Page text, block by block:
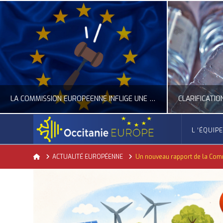
LA COMMISSION EUROPÉENNE INFLIGE UNE AMENDE RECORD À GOOGLE
ACTUALITÉ DE L'UNION EUROPÉENNE, ACTUALITÉ DE LA REPRÉSENTATION D’OCCITANIE EUROPE, NUMÉRIQUE- DIGITAL
JUILLET 24, 2026
ACTUALITÉ DE L'UNION EUROPÉENNE,
L ‘ÉQUIPE
HomeACTUALITÉ EUROPÉENNE Un nouveau rapport de la